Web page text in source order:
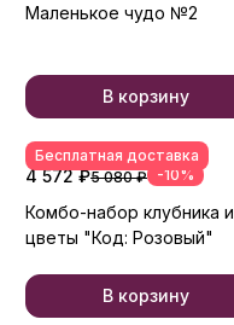
Маленькое чудо №2
В корзину
Бесплатная доставка
4 572 ₽5 080 ₽ -10%
Комбо-набор клубника и
цветы "Код: Розовый"
В корзину